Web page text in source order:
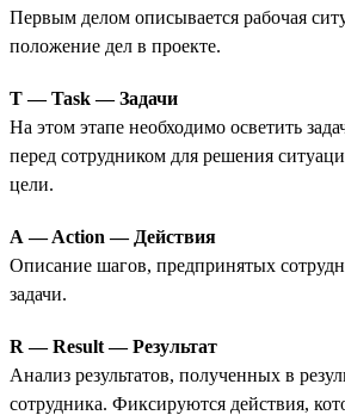
Первым делом описывается рабочая
положение дел в проекте.
T — Task — Задачи
На этом этапе необходимо осветить
перед сотрудником для решения
цели.
A — Action — Действия
Описание шагов, предпринятых
задачи.
R — Result — Результат
Анализ результатов, полученных в
сотрудника. Фиксируются действия,